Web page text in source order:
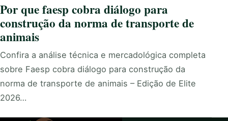
Por que faesp cobra diálogo para
construção da norma de transporte de
animais
Confira a análise técnica e mercadológica completa
sobre Faesp cobra diálogo para construção da
norma de transporte de animais – Edição de Elite
2026…